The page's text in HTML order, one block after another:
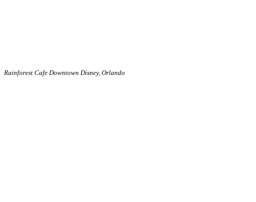
Rainforest Cafe Downtown Disney, Orlando